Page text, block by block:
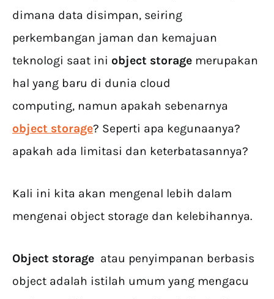
dimana data disimpan, seiring
perkembangan jaman dan kemajuan
teknologi saat ini object storage merupakan
hal yang baru di dunia cloud
computing, namun apakah sebenarnya
object storage? Seperti apa kegunaanya?
apakah ada limitasi dan keterbatasannya?
Kali ini kita akan mengenal lebih dalam
mengenai object storage dan kelebihannya.
Object storage atau penyimpanan berbasis
object adalah istilah umum yang mengacu